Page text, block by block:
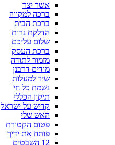
אשר יצר
ברכה למקווה
ברכת הבית
הדלקת נרות
שלום עליכם
ברכת העסק
מזמור לתודה
מודים דרבנן
שיר למעלות
נשמת כל חי
תיקון הכללי
קדיש על ישראל
האש שלי
פטום הקטורת
פותח את ידיך
12 השבטים